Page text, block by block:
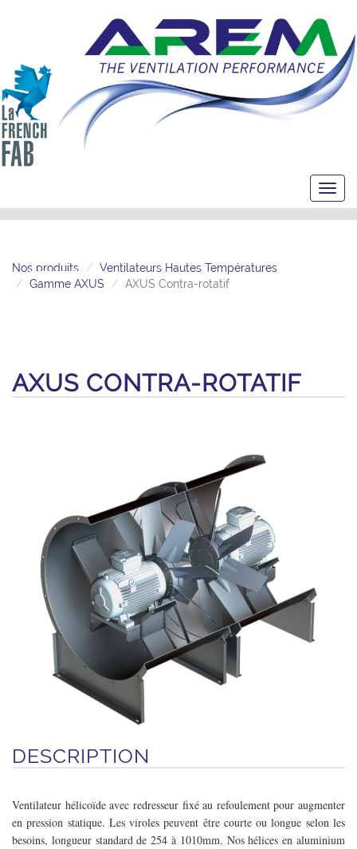
Nos produits
Ventilateurs Hautes Températures
Gamme AXUS
AXUS Contra-rotatif
AXUS CONTRA-ROTATIF
DESCRIPTION
Ventilateur hélicoïde avec redresseur fixé au refoulement pour augmenter
en pression statique. Les viroles peuvent être courte ou longue selon les
besoins, longueur standard de 254 à 1010mm. Nos hélices en aluminium